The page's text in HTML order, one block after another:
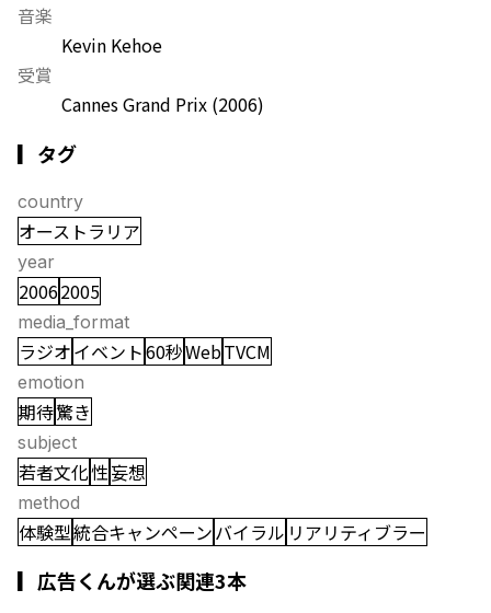
音楽
Kevin Kehoe
受賞
Cannes Grand Prix (2006)
▎タグ
country
オーストラリア
year
20062005
media_format
ラジオイベント60秒WebTVCM
emotion
期待驚き
subject
若者文化性妄想
method
体験型統合キャンペーンバイラル リアリティブラー
▎広告くんが選ぶ関連3本